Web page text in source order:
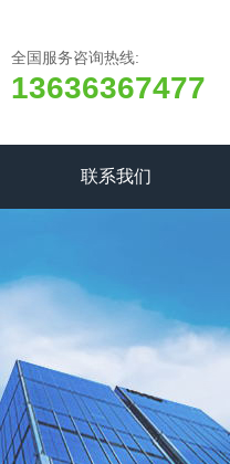
全国服务咨询热线:
13636367477
联系我们